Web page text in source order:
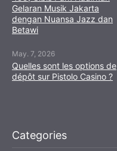
Gelaran Musik Jakarta
dengan Nuansa Jazz dan
Betawi
May. 7, 2026
Quelles sont les options de
dépôt sur Pistolo Casino ?
Categories